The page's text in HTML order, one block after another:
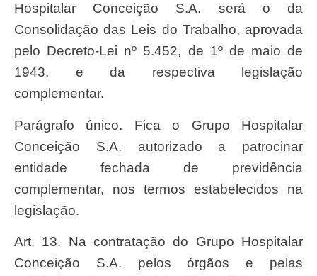
Hospitalar Conceição S.A. será o da
Consolidação das Leis do Trabalho, aprovada
pelo Decreto-Lei nº 5.452, de 1º de maio de
1943, e da respectiva legislação
complementar.
Parágrafo único. Fica o Grupo Hospitalar
Conceição S.A. autorizado a patrocinar
entidade fechada de previdência
complementar, nos termos estabelecidos na
legislação.
Art. 13. Na contratação do Grupo Hospitalar
Conceição S.A. pelos órgãos e pelas